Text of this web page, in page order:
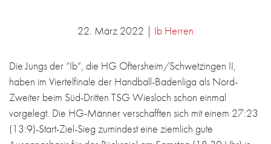
22. März 2022 | Ib Herren
Die Jungs der “Ib”, die HG Oftersheim/Schwetzingen II,
haben im Viertelfinale der Handball-Badenliga als Nord-
Zweiter beim Süd-Dritten TSG Wiesloch schon einmal
vorgelegt. Die HG-Männer verschafften sich mit einem 27:23
(13:9)-Start-Ziel-Sieg zumindest eine ziemlich gute